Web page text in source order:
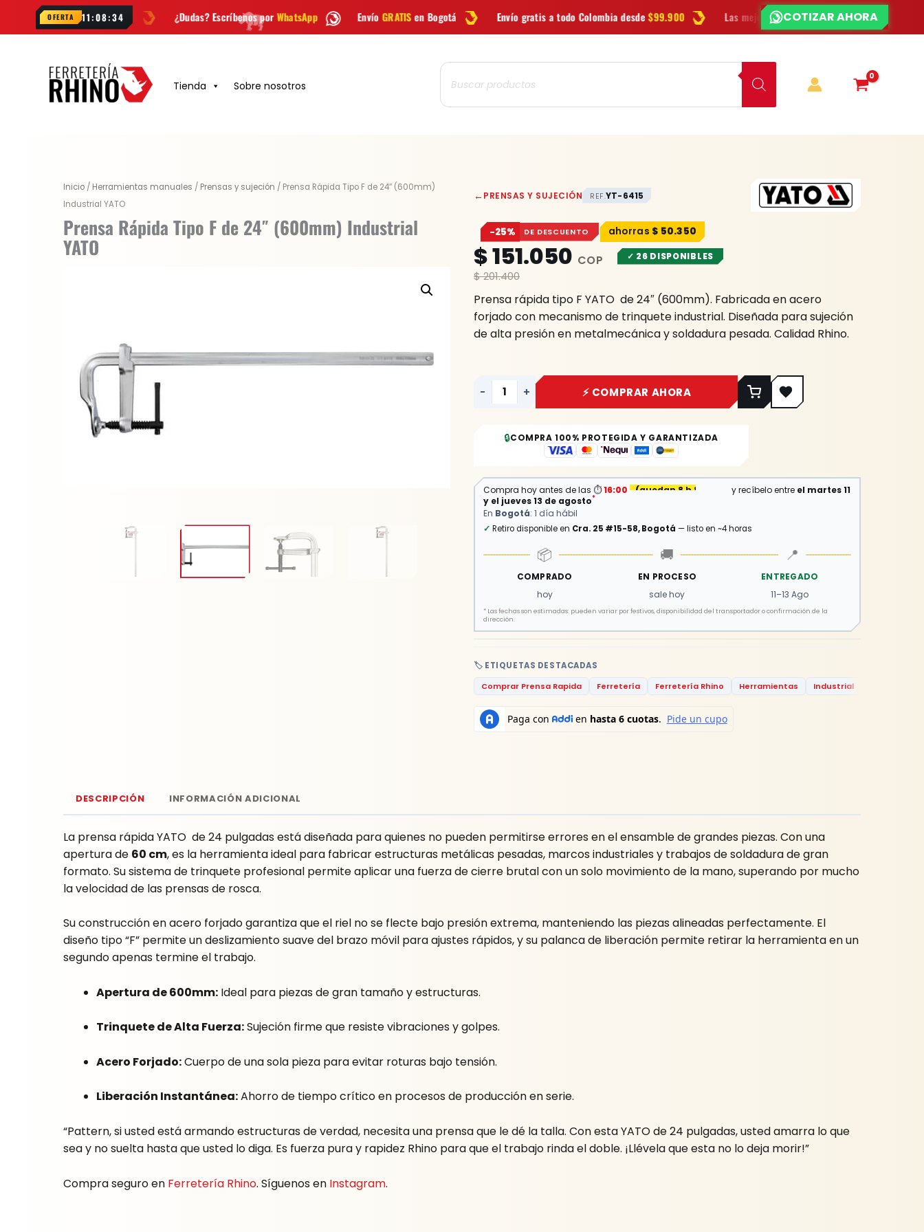
OFERTA 11:08:33
¿Dudas? Escríbenos porWhatsApp EnvíoGRATISen Bogotá Envío gratis a todo Colombia desde$99.900 Las mejoresmarcas en herramientas Ofertasy novedades
¿CHATEAMOS?
COTIZAR AHORA
Tienda Sobre nosotros
Búsqueda
de
productos
Inicio / Herramientas manuales / Prensas y sujeción / Prensa Rápida Tipo F de 24″ (600mm)
Industrial YATO
Prensa Rápida Tipo F de 24″ (600mm) Industrial
YATO
←PRENSAS Y SUJECIÓN REF.YT-6415
−25% DE DESCUENTO $ 50.350
$201.400
Original
price
was:
$ 201.400.
$151.050
Current
price
is:
$ 151.050.
✓ 26 DISPONIBLES
Prensa rápida tipo F YATO de 24″ (600mm). Fabricada en acero
forjado con mecanismo de trinquete industrial. Diseñada para sujeción
de alta presión en metalmecánica y soldadura pesada. Calidad Rhino.
Rápida
Tipo
de
24"
Industrial
YATO
cantidad
- + ⚡ COMPRAR AHORA
🏷️ ETIQUETAS DESTACADAS
Comprar Prensa Rapida
Ferretería Ferretería Rhino Herramientas Industrial
🔒COMPRA 100% PROTEGIDA Y GARANTIZADA
Compra hoy antes de las ⏱16:00 (quedan 8 h 8 min y recíbelo entre el martes 11
y el jueves 13 de agosto*
En Bogotá: 1 día hábil
✓ Retiro disponible en Cra. 25 #15-58, Bogotá — listo en ~4 horas
📦
COMPRADO
hoy
🚚
EN PROCESO
sale hoy
📍
ENTREGADO
11–13 Ago
* Las fechas son estimadas: pueden variar por festivos, disponibilidad del transportador o confirmación de la
dirección.
DESCRIPCIÓN INFORMACIÓN ADICIONAL
La prensa rápida YATO de 24 pulgadas está diseñada para quienes no pueden permitirse errores en el ensamble de grandes piezas. Con una
apertura de 60 cm, es la herramienta ideal para fabricar estructuras metálicas pesadas, marcos industriales y trabajos de soldadura de gran
formato. Su sistema de trinquete profesional permite aplicar una fuerza de cierre brutal con un solo movimiento de la mano, superando por mucho
la velocidad de las prensas de rosca.
Su construcción en acero forjado garantiza que el riel no se flecte bajo presión extrema, manteniendo las piezas alineadas perfectamente. El
diseño tipo “F” permite un deslizamiento suave del brazo móvil para ajustes rápidos, y su palanca de liberación permite retirar la herramienta en un
segundo apenas termine el trabajo.
Apertura de 600mm: Ideal para piezas de gran tamaño y estructuras.
Trinquete de Alta Fuerza:Sujeción firme que resiste vibraciones y golpes.
Acero Forjado:Cuerpo de una sola pieza para evitar roturas bajo tensión.
Liberación Instantánea:Ahorro de tiempo crítico en procesos de producción en serie.
“Pattern, si usted está armando estructuras de verdad, necesita una prensa que le dé la talla. Con esta YATO de 24 pulgadas, usted amarra lo que
sea y no suelta hasta que usted lo diga. Es fuerza pura y rapidez Rhino para que el trabajo rinda el doble. ¡Llévela que esta no lo deja morir!”
Compra seguro en Ferretería Rhino. Síguenos en Instagram.